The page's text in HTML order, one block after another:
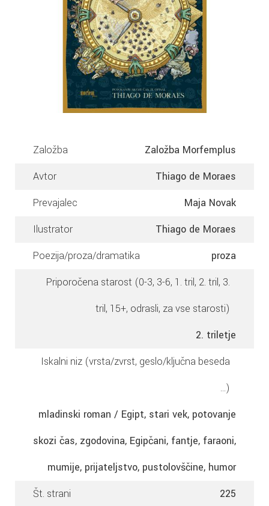
Založba
Založba Morfemplus
Avtor
Thiago de Moraes
Prevajalec
Maja Novak
Ilustrator
Thiago de Moraes
Poezija/proza/dramatika
proza
Priporočena starost (0-3, 3-6, 1. tril, 2. tril, 3.
tril, 15+, odrasli, za vse starosti)
2. triletje
Iskalni niz (vrsta/zvrst, geslo/ključna beseda
...)
mladinski roman / Egipt, stari vek, potovanje
skozi čas, zgodovina, Egipčani, fantje, faraoni,
mumije, prijateljstvo, pustolovščine, humor
Št. strani
225